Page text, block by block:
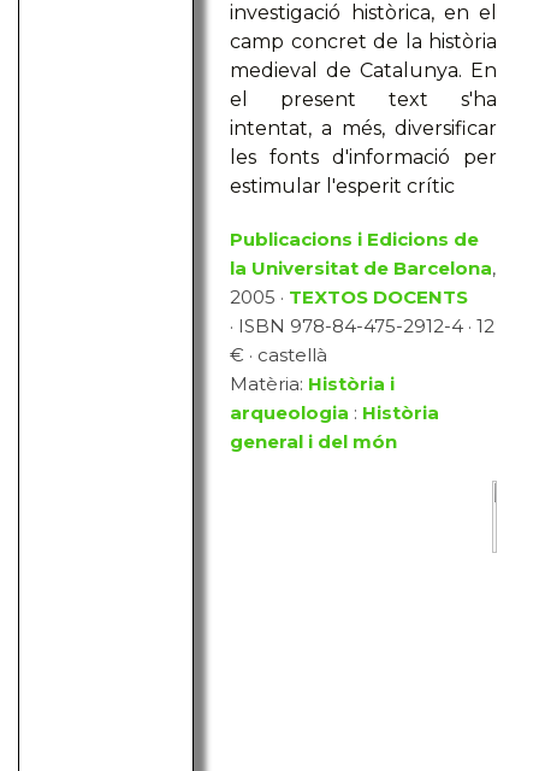
investigació històrica, en el
camp concret de la història
medieval de Catalunya. En
el present text s'ha
intentat, a més, diversificar
les fonts d'informació per
estimular l'esperit crític
Publicacions i Edicions de
la Universitat de Barcelona,
2005 · TEXTOS DOCENTS
· ISBN 978-84-475-2912-4 · 12
€ · castellà
Matèria: Història i
arqueologia : Història
general i del món